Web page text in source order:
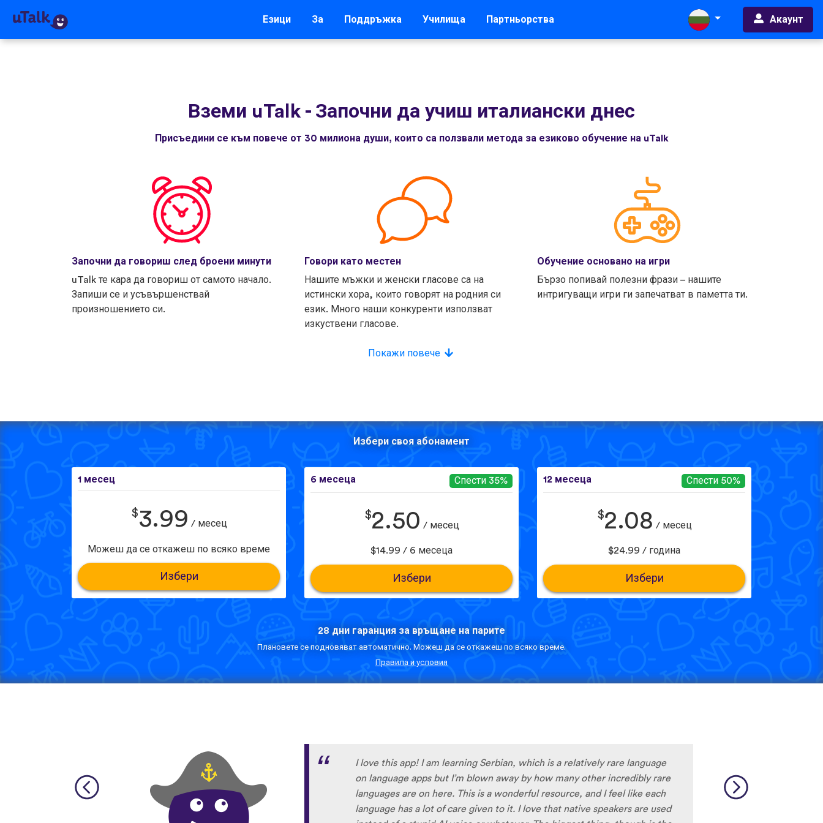
Езици За Поддръжка Училища Партньорства Акаунт
Вземи uTalk - Започни да учиш италиански днес
Присъедини се към повече от 30 милиона души, които са ползвали метода за езиково обучение на uTalk
Започни да говориш след броени минути
uTalk те кара да говориш от самото начало.
Запиши се и усъвършенствай
произношението си.
Говори като местен
Нашите мъжки и женски гласове са на
истински хора, които говорят на родния си
език. Много наши конкуренти използват
изкуствени гласове.
Обучение основано на игри
Бързо попивай полезни фрази – нашите
интригуващи игри ги запечатват в паметта ти.
Покажи повече
Избери своя абонамент
1 месец
$3.99 / месец
Можеш да се откажеш по всяко време
Избери
6 месеца Спести 35%
$2.50 / месец
$14.99 / 6 месеца
Избери
12 месеца Спести 50%
$2.08 / месец
$24.99 / година
Избери
28 дни гаранция за връщане на парите
Плановете се подновяват автоматично. Можеш да се откажеш по всяко време.
Правила и условия
Although I only downloaded the app today, I'm liking what I have seen, so
far. I have been playing around with it to try to learn the format and how
to navigate around the app and have found it to be really user friendly.
When listening to the fluent speakers' pronunciation, I really liked that